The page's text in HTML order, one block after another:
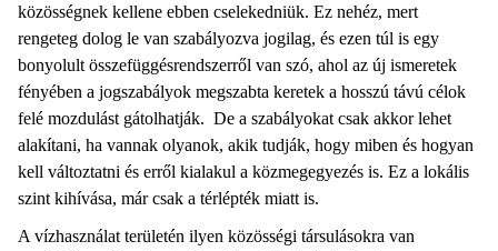
közösségnek kellene ebben cselekedniük. Ez nehéz, mert
rengeteg dolog le van szabályozva jogilag, és ezen túl is egy
bonyolult összefüggésrendszerről van szó, ahol az új ismeretek
fényében a jogszabályok megszabta keretek a hosszú távú célok
felé mozdulást gátolhatják. De a szabályokat csak akkor lehet
alakítani, ha vannak olyanok, akik tudják, hogy miben és hogyan
kell változtatni és erről kialakul a közmegegyezés is. Ez a lokális
szint kihívása, már csak a térlépték miatt is.
A vízhasználat területén ilyen közösségi társulásokra van